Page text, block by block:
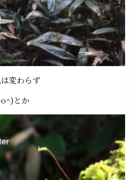
変わらず
とか